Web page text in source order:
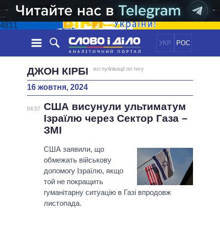
4811
УКР РОС
НОВИНИ
СТРІЧКА
ПОДІЇ
СТАТТІ
ДУМКИ
ОГЛЯДИ
ДАЙДЖЕСТИ
ЕКОНОМІКА
СУСПІЛЬСТВО
ПОЛIТИКИ
УСІ ПОЛІТИКИ
ПРЕЗИДЕНТ І ОФІС
ВЕРХОВНА РАДА
КАБІНЕТ МІНІСТРІВ
ГОЛОВИ ОБЛАДМІНІСТРАЦІЙ
МЕРИ МІСТ
ВІДЕО
ПІДТРИМАТИ
ПОРІВНЯННЯ ПОЛІТИКІВ
ДЖОН КІРБІ всі публікації по тегу
16 жовтня, 2024
04:57 США висунули ультиматум
Ізраїлю через Сектор Газа –
ЗМІ
США заявили, що
обмежать військову
допомогу Ізраїлю, якщо
той не покращить
гуманітарну ситуацію в Газі впродовж
листопада.